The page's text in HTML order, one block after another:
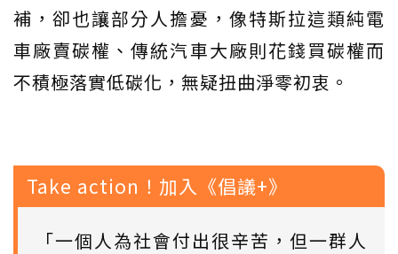
補，卻也讓部分人擔憂，像特斯拉這類純電
車廠賣碳權、傳統汽車大廠則花錢買碳權而
不積極落實低碳化，無疑扭曲淨零初衷。
Take action！加入《倡議+》
「一個人為社會付出很辛苦，但一群人